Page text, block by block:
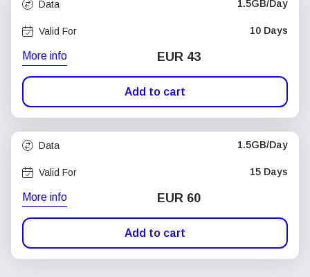
Data 1.5GB/Day
Valid For 10 Days
More info EUR 43
Add to cart
Data 1.5GB/Day
Valid For 15 Days
More info EUR 60
Add to cart